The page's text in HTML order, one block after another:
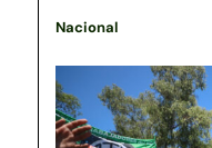
Nacional